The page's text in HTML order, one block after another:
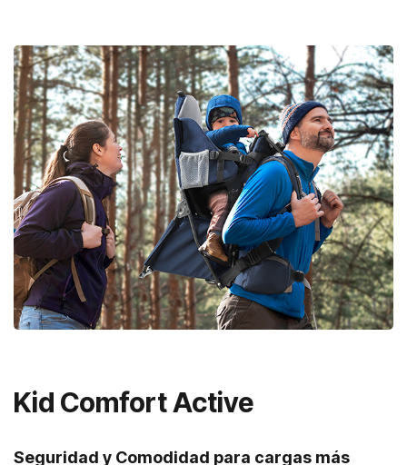
Kid Comfort Active
Seguridad y Comodidad para cargas más